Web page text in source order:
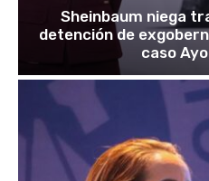
Sheinbaum niega
detención de
caso